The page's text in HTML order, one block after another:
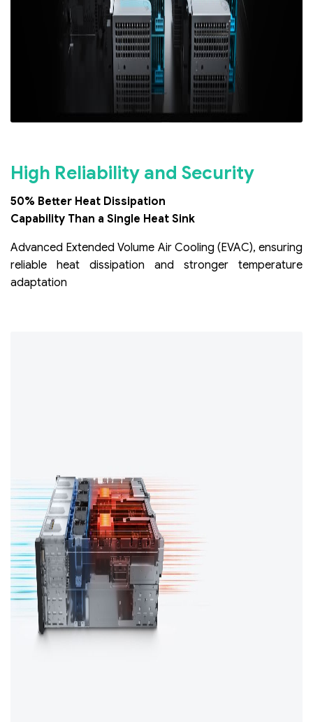
High Reliability and Security
50% Better Heat Dissipation
Capability Than a Single Heat Sink
Advanced Extended Volume Air Cooling (EVAC), ensuring
reliable heat dissipation and stronger temperature
adaptation